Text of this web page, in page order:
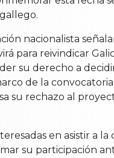
nacionalista
para reivindicar
su derecho a
de la
su rechazo al
en asistir a la
su participación